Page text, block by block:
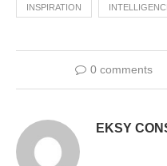
INSPIRATION
0 comments
EKSY